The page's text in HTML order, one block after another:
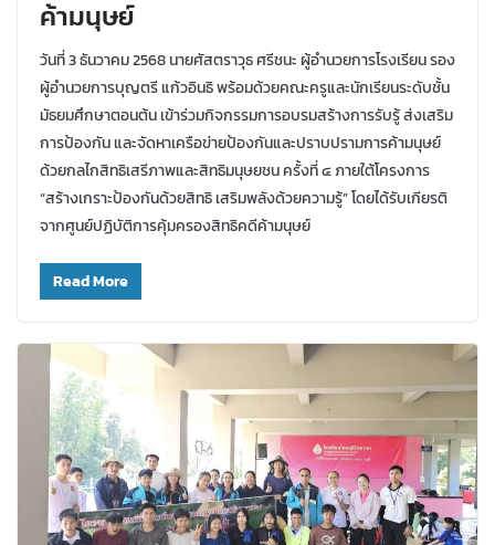
ค้ามนุษย์
วันที่ 3 ธันวาคม 2568 นายศัสตราวุธ ศรีชนะ ผู้อำนวยการโรงเรียน รอง
ผู้อำนวยการบุญตรี แก้วอินธิ พร้อมด้วยคณะครูและนักเรียนระดับชั้น
มัธยมศึกษาตอนต้น เข้าร่วมกิจกรรมการอบรมสร้างการรับรู้ ส่งเสริม
การป้องกัน และจัดหาเครือข่ายป้องกันและปราบปรามการค้ามนุษย์
ด้วยกลไกสิทธิเสรีภาพและสิทธิมนุษยชน ครั้งที่ ๔ ภายใต้โครงการ
“สร้างเกราะป้องกันด้วยสิทธิ เสริมพลังด้วยความรู้” โดยได้รับเกียรติ
จากศูนย์ปฏิบัติการคุ้มครองสิทธิคดีค้ามนุษย์
Read More